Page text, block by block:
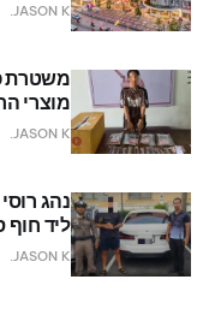
JASON K.
משטרת
מוצרי
JASON K.
ליד חוף
JASON K.